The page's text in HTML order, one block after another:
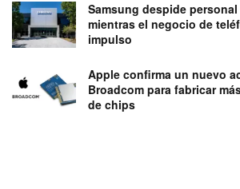
Samsung despide personal
mientras el negocio de
impulso
Apple confirma un nuevo
Broadcom para fabricar
de chips